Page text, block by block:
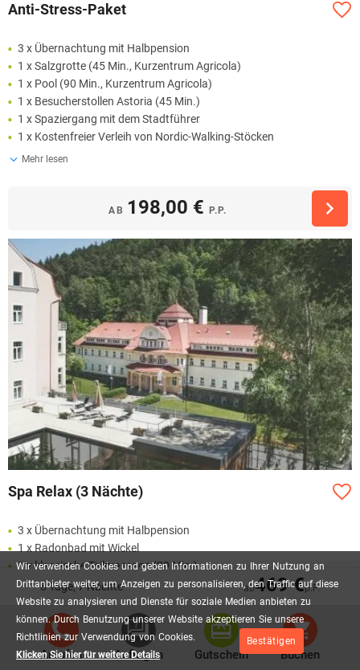
Wir verwenden Cookies und geben Informationen zu Ihrer Nutzung an
Drittanbieter weiter, um Anzeigen zu personalisieren, den Traffic auf diese
Website zu analysieren und Dienste für soziale Medien anbieten zu
können. Durch Benutzung unserer Website akzeptieren Sie unsere
Richtlinien zur Verwendung von Cookies.
Klicken Sie hier für weitere Details
Bestätigen
8 Tage, 7 Nächte ab469 €p.P.
Anrufen Anfragen Gutschein Buchen
Anti-Stress-Paket
3 x Übernachtung mit Halbpension
1 x Salzgrotte (45 Min., Kurzentrum Agricola)
1 x Pool (90 Min., Kurzentrum Agricola)
1 x Besucherstollen Astoria (45 Min.)
1 x Spaziergang mit dem Stadtführer
1 x Kostenfreier Verleih von Nordic-Walking-Stöcken
Mehr lesen
AB 198,00 € P.P.
Spa Relax (3 Nächte)
3 x Übernachtung mit Halbpension
1 x Radonbad mit Wickel
1 x klassische Teilmassage (20 Min.)
1 x Sauerstofftherapie
1 x Salzgrotte (45 Min. im Kurzentrum Agricola)
zzgl. Kurtaxe